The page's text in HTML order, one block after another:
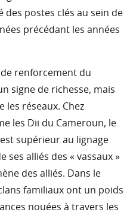
des postes clés au sein de
précédant les années
de renforcement du
signe de richesse, mais
les réseaux. Chez
les Dii du Cameroun, le
supérieur au lignage
ses alliés des « vassaux »
des alliés. Dans le
familiaux ont un poids
nouées à travers les